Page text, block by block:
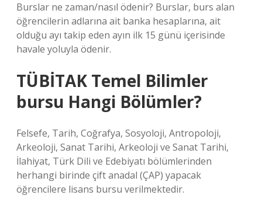
Burslar ne zaman/nasıl ödenir? Burslar, burs alan
öğrencilerin adlarına ait banka hesaplarına, ait
olduğu ayı takip eden ayın ilk 15 günü içerisinde
havale yoluyla ödenir.
TÜBİTAK Temel Bilimler
bursu Hangi Bölümler?
Felsefe, Tarih, Coğrafya, Sosyoloji, Antropoloji,
Arkeoloji, Sanat Tarihi, Arkeoloji ve Sanat Tarihi,
İlahiyat, Türk Dili ve Edebiyatı bölümlerinden
herhangi birinde çift anadal (ÇAP) yapacak
öğrencilere lisans bursu verilmektedir.